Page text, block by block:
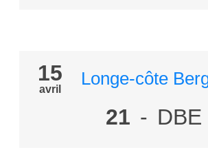
15
avril
Longe-côte
21 - DBE